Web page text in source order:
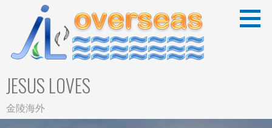
content
JESUS LOVES
金陵海外